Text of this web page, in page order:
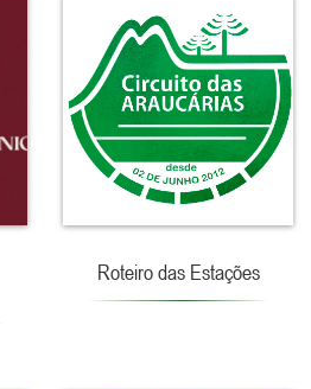
Roteiro das Estações